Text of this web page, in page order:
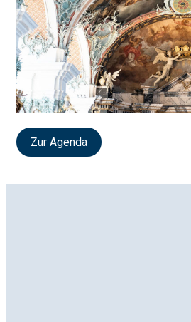
Zur Agenda